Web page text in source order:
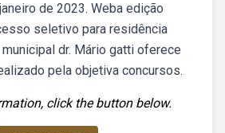
de 2023. Weba edição
seletivo para residência
dr. Mário gatti oferece
pela objetiva concursos.
click the button below.